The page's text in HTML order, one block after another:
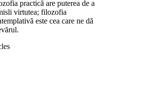
practică are puterea de a
virtutea; filozofia
este cea care ne dă